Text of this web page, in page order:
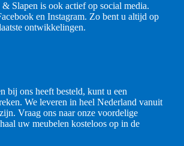
Slapen is ook actief op social media.
en Instagram. Zo bent u altijd op
ontwikkelingen.
bij ons heeft besteld, kunt u een
We leveren in heel Nederland vanuit
Vraag ons naar onze voordelige
uw meubelen kosteloos op in de